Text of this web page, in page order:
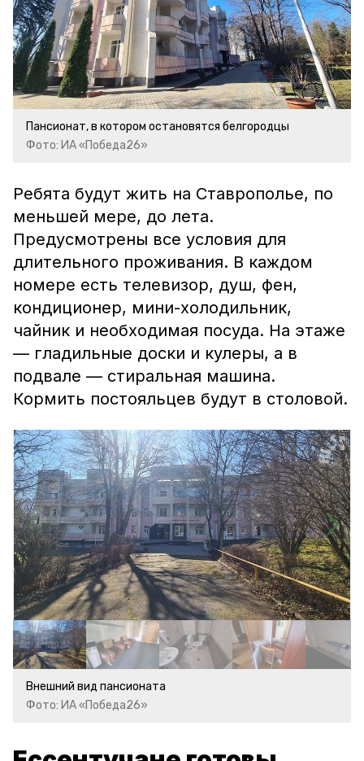
Пансионат, в котором остановятся белгородцы
Фото: ИА «Победа26»
Ребята будут жить на Ставрополье, по
меньшей мере, до лета.
Предусмотрены все условия для
длительного проживания. В каждом
номере есть телевизор, душ, фен,
кондиционер, мини-холодильник,
чайник и необходимая посуда. На этаже
— гладильные доски и кулеры, а в
подвале — стиральная машина.
Кормить постояльцев будут в столовой.
Внешний вид пансионата
Фото: ИА «Победа26»